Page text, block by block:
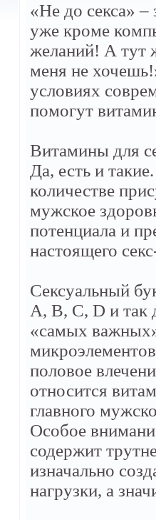
«Не до секса» –
уже кроме
желаний! А тут
меня не
условиях
помогут
Витамины для
Да, есть и
количестве
мужское
потенциала и
настоящего
Сексуальный
А, В, С, D и так
«самых
половое
относится
главного
Особое
содержит
изначально
нагрузки, а